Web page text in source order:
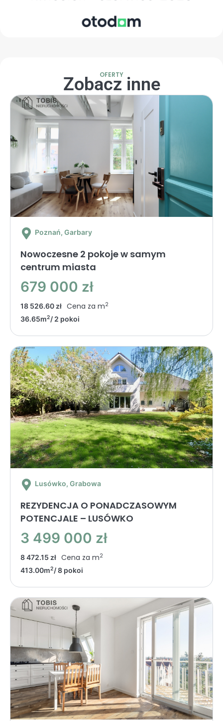
OFERTY
Zobacz inne
Poznań, Garbary
Nowoczesne 2 pokoje w samym
centrum miasta
679 000 zł
18 526.60 zł Cena za m2
36.65m2/ 2 pokoi
Lusówko, Grabowa
REZYDENCJA O PONADCZASOWYM
POTENCJALE – LUSÓWKO
3 499 000 zł
8 472.15 zł Cena za m2
413.00m2/ 8 pokoi
Strona
Strona
Strona